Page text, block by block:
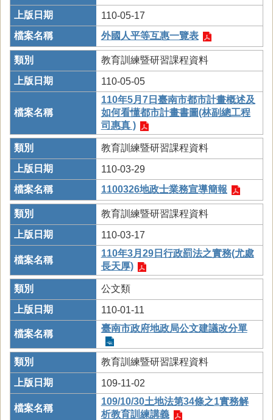
110-05-17
外國人平等互惠一覽表
教育訓練暨研習課程資料
110-05-05
110年5月7日臺南市都市計畫概述及
如何看懂都市計畫書圖(林副總工程
司惠真 )
教育訓練暨研習課程資料
110-03-29
1100326地政士業務宣導簡報
教育訓練暨研習課程資料
110-03-17
110年3月29日行政罰法之實務(尤處
長天厚)
公文類
110-01-11
臺南市政府地政局公文建議改分單
教育訓練暨研習課程資料
109-11-02
109/10/30土地法第34條之1實務解
析教育訓練講義